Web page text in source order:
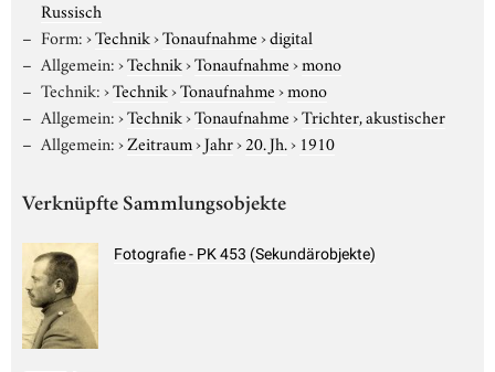
Russisch
Form:›Technik›Tonaufnahme›digital
Allgemein:›Technik›Tonaufnahme›mono
Technik:›Technik›Tonaufnahme›mono
Allgemein:›Technik›Tonaufnahme›Trichter, akustischer
Allgemein:›Zeitraum›Jahr›20. Jh.› 1910
Verknüpfte Sammlungsobjekte
Fotografie - PK 453 (Sekundärobjekte)